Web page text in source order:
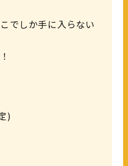
でしか手に入らない
)